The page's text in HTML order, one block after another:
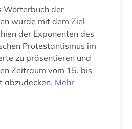
sozialwissenschaften (1)
sprachgeografie (1)
Wörterbuch der
wurde mit dem Ziel
der Exponenten des
Protestantismus im
zu präsentieren und
Zeitraum vom 15. bis
abzudecken. Mehr